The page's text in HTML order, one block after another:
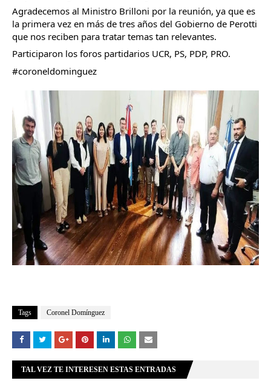
Agradecemos al Ministro Brilloni por la reunión, ya que es
la primera vez en más de tres años del Gobierno de Perotti
que nos reciben para tratar temas tan relevantes.
Participaron los foros partidarios UCR, PS, PDP, PRO.
#coroneldominguez
Tags Coronel Domínguez
TAL VEZ TE INTERESEN ESTAS ENTRADAS